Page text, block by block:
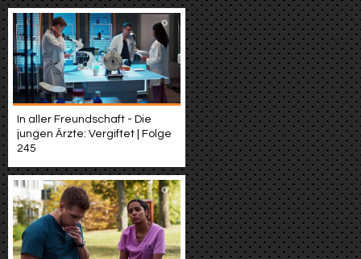
In aller Freundschaft - Die
jungen Ärzte: Vergiftet | Folge
245